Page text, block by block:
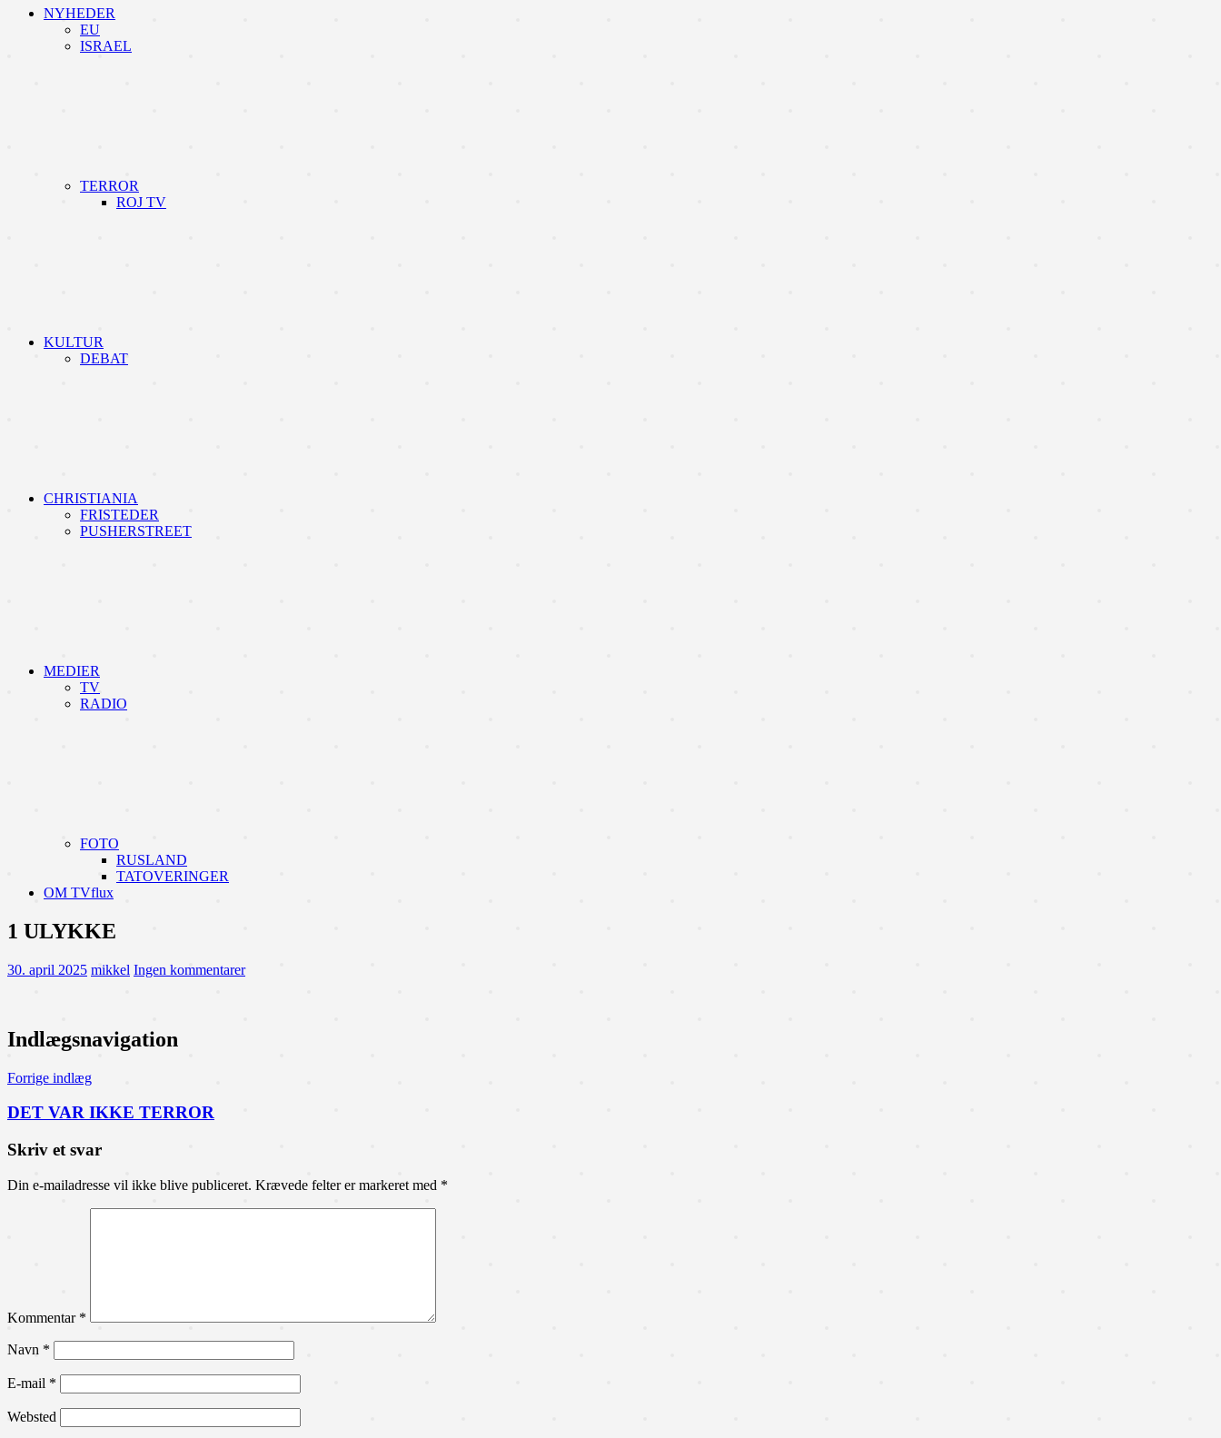
NYHEDER
EU
ISRAEL
TERROR
ROJ TV
KULTUR
DEBAT
CHRISTIANIA
FRISTEDER
PUSHERSTREET
MEDIER
TV
RADIO
FOTO
RUSLAND
TATOVERINGER
OM TVflux
1 ULYKKE
30. april 2025 mikkel Ingen kommentarer
Indlægsnavigation
Forrige indlæg
DET VAR IKKE TERROR
Skriv et svar
Din e-mailadresse vil ikke blive publiceret. Krævede felter er markeret med *
Kommentar *
Navn *
E-mail *
Websted